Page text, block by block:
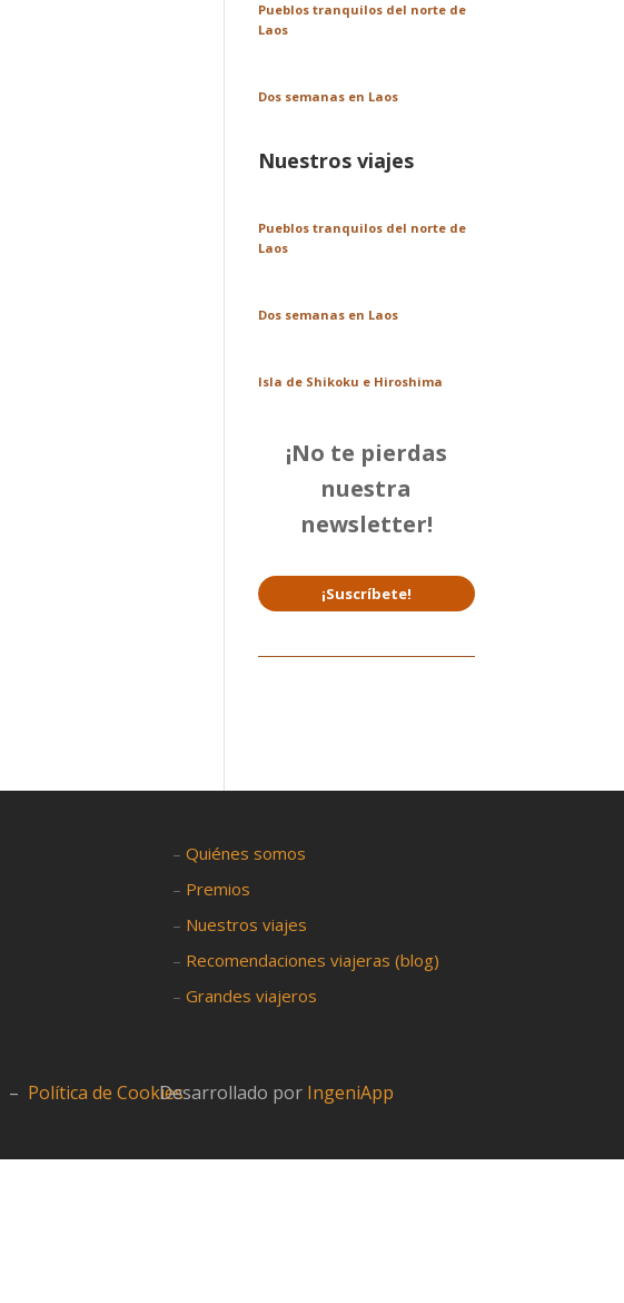
Pueblos tranquilos del norte de
Laos
Dos semanas en Laos
Nuestros viajes
Pueblos tranquilos del norte de
Laos
Dos semanas en Laos
Isla de Shikoku e Hiroshima
¡No te pierdas
nuestra
newsletter!
¡Suscríbete!
–Quiénes somos
– Premios
– Nuestros viajes
– Recomendaciones viajeras (blog)
–Grandes viajeros
– Política de CookiesDesarrollado por IngeniApp